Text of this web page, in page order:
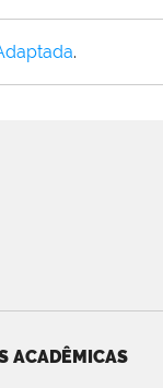
.
ACADÊMICAS